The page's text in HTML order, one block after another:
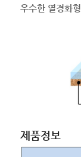
우수한 열경화
제품정보